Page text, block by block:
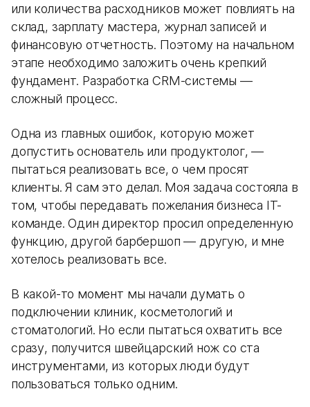
или количества расходников может повлиять на
склад, зарплату мастера, журнал записей и
финансовую отчетность. Поэтому на начальном
этапе необходимо заложить очень крепкий
фундамент. Разработка CRM-системы —
сложный процесс.
Одна из главных ошибок, которую может
допустить основатель или продуктолог, —
пытаться реализовать все, о чем просят
клиенты. Я сам это делал. Моя задача состояла в
том, чтобы передавать пожелания бизнеса IT-
команде. Один директор просил определенную
функцию, другой барбершоп — другую, и мне
хотелось реализовать все.
В какой-то момент мы начали думать о
подключении клиник, косметологий и
стоматологий. Но если пытаться охватить все
сразу, получится швейцарский нож со ста
инструментами, из которых люди будут
пользоваться только одним.